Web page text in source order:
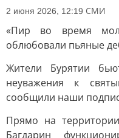
2 июня 2026, 12:19 СМИ
«Пир во время
облюбовали пьяные
Жители Бурятии
неуважения к
сообщили наши
Прямо на
Багдарин